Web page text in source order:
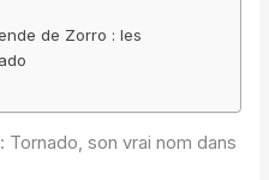
de Zorro : les
son vrai nom dans